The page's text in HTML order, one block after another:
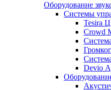
Оборудование
Системы
Tesira
Crowd
Devio